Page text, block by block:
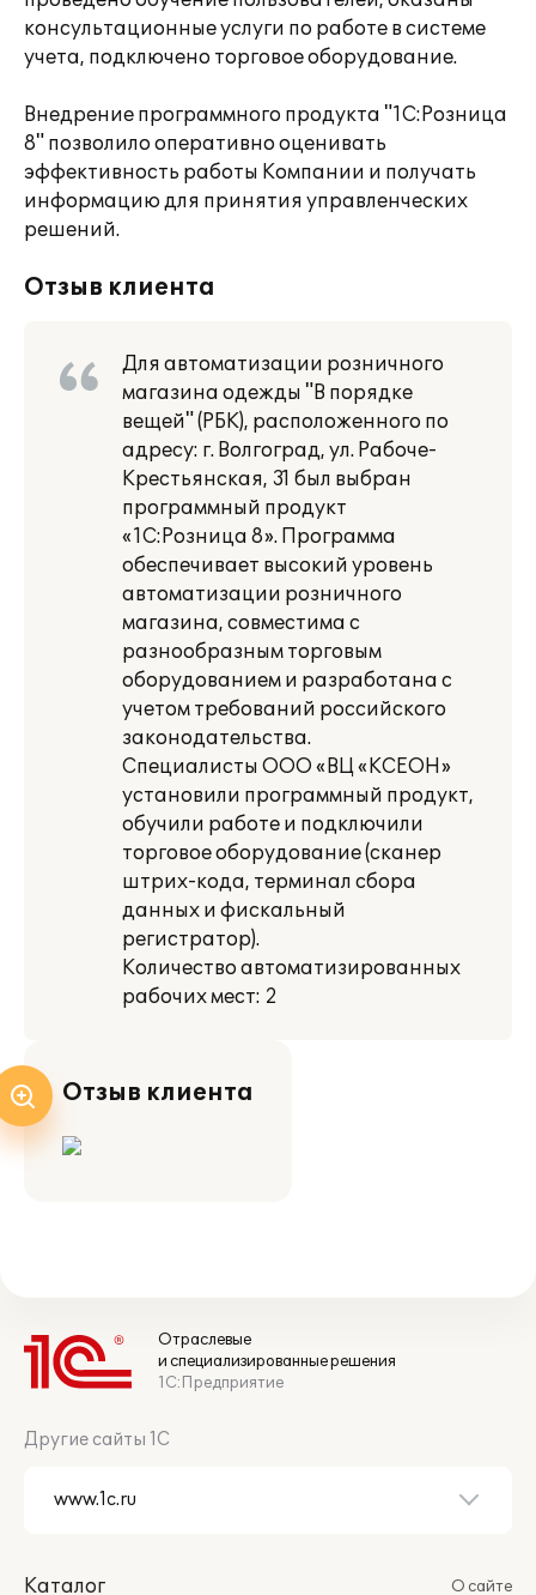
консультационные услуги по работе в системе
учета, подключено торговое оборудование.
Внедрение программного продукта "1C:Розница
8" позволило оперативно оценивать
эффективность работы Компании и получать
информацию для принятия управленческих
решений.
Отзыв клиента
Для автоматизации розничного
магазина одежды "В порядке
вещей" (РБК), расположенного по
адресу: г. Волгоград, ул. Рабоче-
Крестьянская, 31 был выбран
программный продукт
«1С:Розница 8». Программа
обеспечивает высокий уровень
автоматизации розничного
магазина, совместима с
разнообразным торговым
оборудованием и разработана с
учетом требований российского
законодательства.
Специалисты ООО «ВЦ «КСЕОН»
установили программный продукт,
обучили работе и подключили
торговое оборудование (сканер
штрих-кода, терминал сбора
данных и фискальный
регистратор).
Количество автоматизированных
рабочих мест: 2
Отзыв клиента
Отраслевые
и специализированные решения
1С:Предприятие
Другие сайты 1С
Каталог
О сайте